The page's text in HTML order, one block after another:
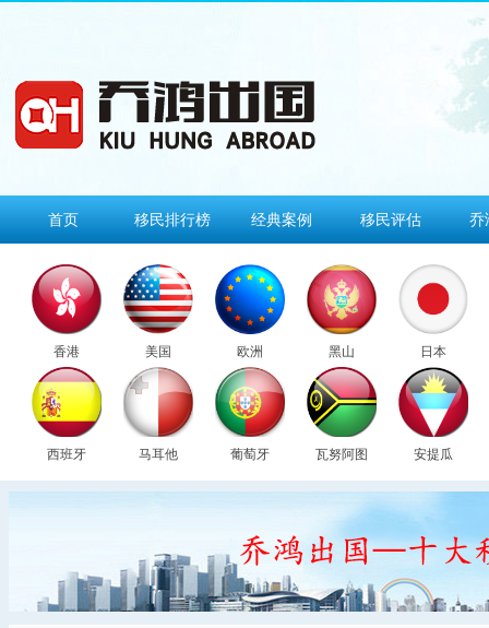
首页 移民排行榜 经典案例 移民评估 乔
香港 美国 欧洲 黑山 日本
西班牙 马耳他 葡萄牙 瓦努阿图 安提瓜